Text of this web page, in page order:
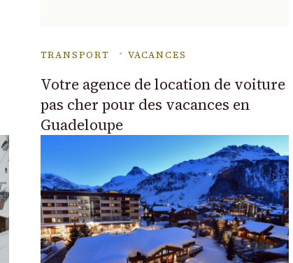
TRANSPORT VACANCES
Votre agence de location de voiture
pas cher pour des vacances en
Guadeloupe